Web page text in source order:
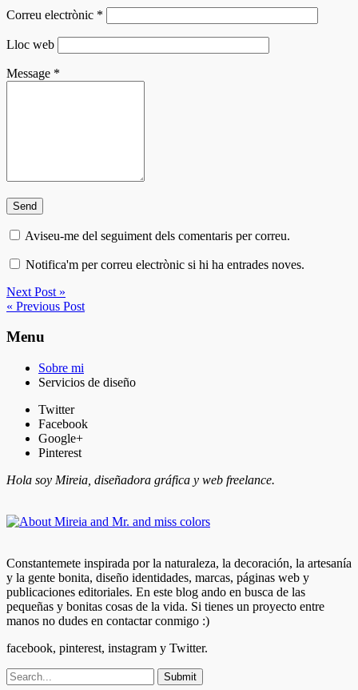
Correu electrònic *
Lloc web
Message *
Aviseu-me del seguiment dels comentaris per correu.
Notifica'm per correu electrònic si hi ha entrades noves.
Next Post »
« Previous Post
Menu
Sobre mi
Servicios de diseño
Twitter
Facebook
Google+
Pinterest
Hola soy Mireia, diseñadora gráfica y web freelance.
Constantemete inspirada por la naturaleza, la decoración, la artesanía
y la gente bonita, diseño identidades, marcas, páginas web y
publicaciones editoriales. En este blog ando en busca de las
pequeñas y bonitas cosas de la vida. Si tienes un proyecto entre
manos no dudes en contactar conmigo :)
facebook, pinterest, instagram y Twitter.